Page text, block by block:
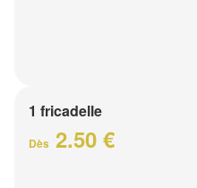
1 fricadelle
Dès 2.50 €